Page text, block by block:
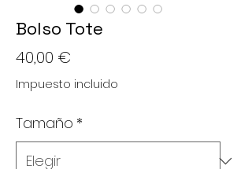
Bolso Tote
40,00 €
Impuesto incluido
Tamaño *